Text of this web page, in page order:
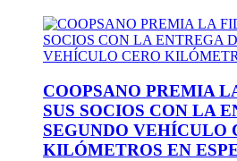
COOPSANO PREMIA
SUS SOCIOS CON LA
SEGUNDO VEHÍCULO
KILÓMETROS EN